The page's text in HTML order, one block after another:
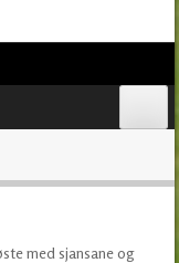
med sjansane og